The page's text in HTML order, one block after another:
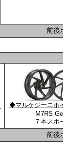
前後
◆マルケジーニホ
M7RS
７本スポ
前後